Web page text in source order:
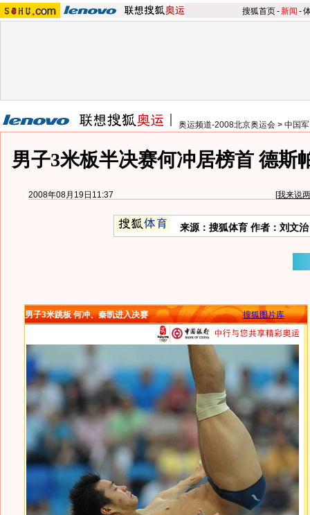
搜狐首页-新闻 -
奥运频道-2008北京奥运会 > 中国
男子3米板半决赛何冲居榜首 德斯
2008年08月19日11:37 [我来说
来源：搜狐体育 作者：刘文治
男子3米跳板 何冲、秦凯进入决赛 搜狐图片库